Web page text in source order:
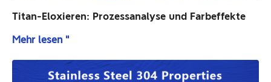
Titan-Eloxieren: Prozessanalyse und Farbeffekte
Mehr lesen "